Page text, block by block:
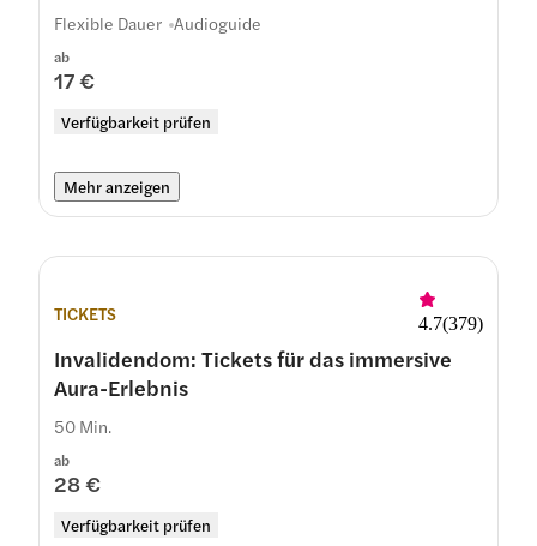
ab
17 €
Verfügbarkeit prüfen
Flexible Dauer Audioguide
Mehr anzeigen
TICKETS 4.7(379)
Invalidendom: Tickets für das immersive
Aura-Erlebnis
ab
28 €
Verfügbarkeit prüfen
50 Min.